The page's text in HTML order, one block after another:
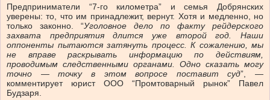
Предприниматели “7-го километра” и семья Добрянских
уверены: то, что им принадлежит, вернут. Хотя и медленно, но
только законно. “Уголовное дело по факту рейдерского
захвата предприятия длится уже второй год. Наши
оппоненты пытаются затянуть процесс. К сожалению, мы
не вправе раскрывать информацию по действиям,
проводимым следственными органами. Одно сказать могу
точно — точку в этом вопросе поставит суд”, —
комментирует юрист ООО “Промтоварный рынок” Павел
Будзаря.